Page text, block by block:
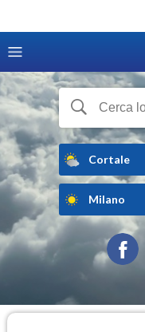
Cortale
Milano